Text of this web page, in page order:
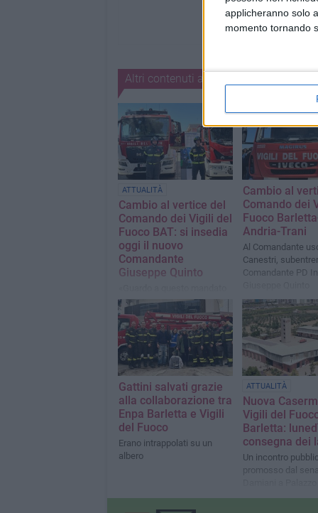
applicheranno solo
momento tornando
Altri contenuti a tema
ATTUALITÀ
Cambio al vertice del
Comando dei Vigili del
Fuoco BAT: si insedia
oggi il nuovo
Comandante
Giuseppe Quinto
con immenso orgoglio e con
la forte determinazione di
portare avanti i percorsi
strategici già virtuosamente
avviati dal mio
predecessore»
Cambio al
Comando dei
Fuoco
Andria-Trani
Al Comandante
Canestri,
Comandante PD
Gattini salvati grazie
alla collaborazione tra
Enpa Barletta e Vigili
del Fuoco
Erano intrappolati su un
albero
ATTUALITÀ
Nuova
Vigili del
Barletta:
consegna dei
Un incontro
promosso dal
Domenico